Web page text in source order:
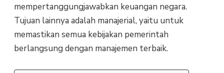
mempertanggungjawabkan keuangan negara.
Tujuan lainnya adalah manajerial, yaitu untuk
memastikan semua kebijakan pemerintah
berlangsung dengan manajemen terbaik.